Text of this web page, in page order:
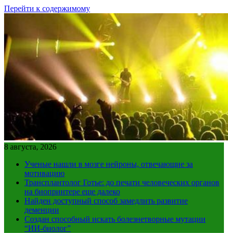
Перейти к содержимому
8 августа, 2026
Ученые нашли в мозге нейроны, отвечающие за
мотивацию
Трансплантолог Готье: до печати человеческих органов
на биопринтере еще далеко
Найден доступный способ замедлить развитие
деменции
Создан способный искать болезнетворные мутации
“ИИ-биолог”